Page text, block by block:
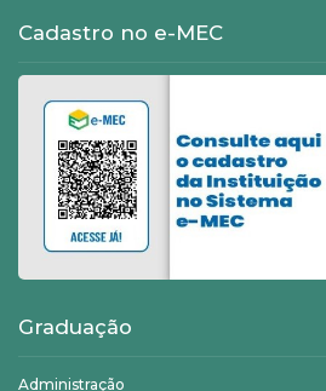
Cadastro no e-MEC
Graduação
Administração